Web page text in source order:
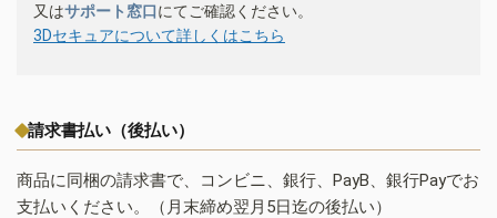
又はサポート窓口にてご確認ください。
3Dセキュアについて詳しくはこちら
請求書払い（後払い）
商品に同梱の請求書で、コンビニ、銀行、PayB、銀行Payでお
支払いください。（月末締め翌月5日迄の後払い）